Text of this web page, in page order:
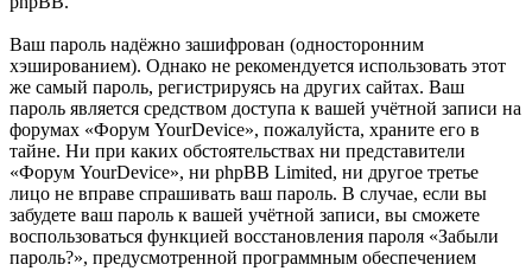
Ваш пароль надёжно зашифрован (односторонним
хэшированием). Однако не рекомендуется использовать этот
же самый пароль, регистрируясь на других сайтах. Ваш
пароль является средством доступа к вашей учётной записи на
форумах «Форум YourDevice», пожалуйста, храните его в
тайне. Ни при каких обстоятельствах ни представители
«Форум YourDevice», ни phpBB Limited, ни другое третье
лицо не вправе спрашивать ваш пароль. В случае, если вы
забудете ваш пароль к вашей учётной записи, вы сможете
воспользоваться функцией восстановления пароля «Забыли
пароль?», предусмотренной программным обеспечением